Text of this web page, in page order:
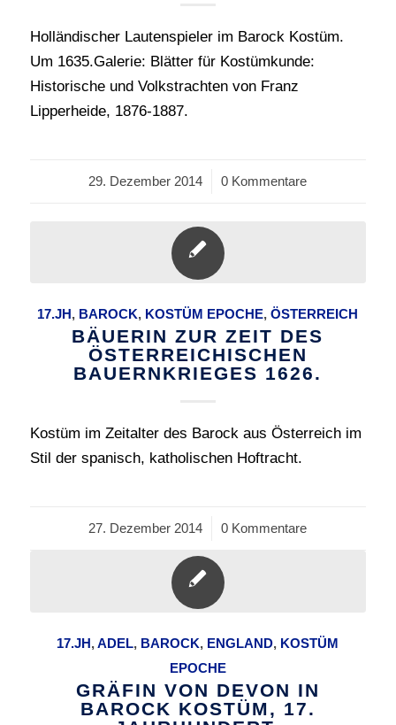
Holländischer Lautenspieler im Barock Kostüm.
Um 1635.Galerie: Blätter für Kostümkunde:
Historische und Volkstrachten von Franz
Lipperheide, 1876-1887.
29. Dezember 2014
/ 0 Kommentare
17.JH, BAROCK, KOSTÜM EPOCHE,ÖSTERREICH
BÄUERIN ZUR ZEIT DES
ÖSTERREICHISCHEN
BAUERNKRIEGES 1626.
Kostüm im Zeitalter des Barock aus Österreich im
Stil der spanisch, katholischen Hoftracht.
27. Dezember 2014
/ 0 Kommentare
17.JH,ADEL, BAROCK, ENGLAND, KOSTÜM
EPOCHE
GRÄFIN VON DEVON IN
BAROCK KOSTÜM, 17.